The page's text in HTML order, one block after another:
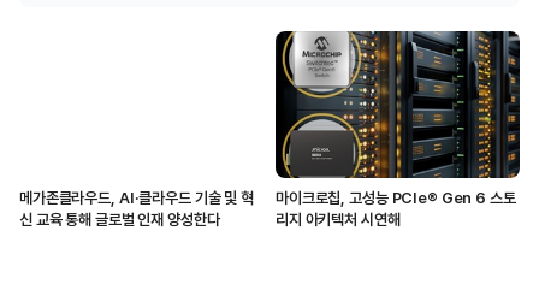
메가존클라우드, AI·클라우드 기술 및 혁
신 교육 통해 글로벌 인재 양성한다
마이크로칩, 고성능 PCIe® Gen 6 스토
리지 아키텍처 시연해